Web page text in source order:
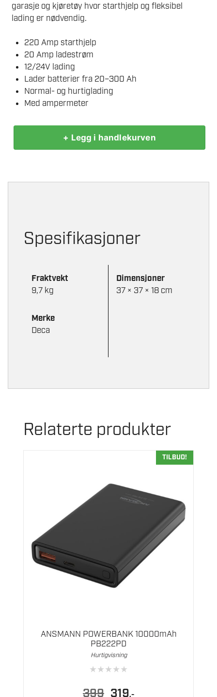
garasje og kjøretøy hvor starthjelp og fleksibel
lading er nødvendig.
220 Amp starthjelp
20 Amp ladestrøm
12/24V lading
Lader batterier fra 20–300 Ah
Normal- og hurtiglading
Med ampermeter
220
220A
+ Legg i handlekurven
Spesifikasjoner
Fraktvekt
9,7 kg
Dimensjoner
37 × 37 × 18 cm
Merke
Deca
Relaterte produkter
TILBUD!
ANSMANN POWERBANK 10000mAh
PB222PD
Hurtigvisning
★★★★★
399
Opprinnelig
319,-